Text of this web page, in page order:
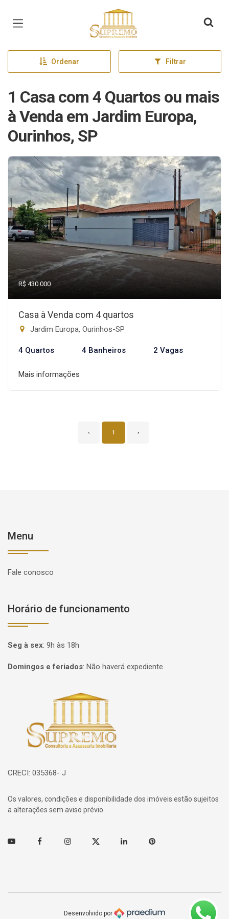
Página inicial
Ordenar Filtrar
1 Casa com 4 Quartos ou mais
à Venda em Jardim Europa,
Ourinhos, SP
R$ 430.000
Casa à Venda com 4 quartos
Jardim Europa, Ourinhos-SP
4 Quartos 4 Banheiros 2 Vagas
Mais informações
‹ 1 ›
Menu
Fale conosco
Horário de funcionamento
Seg à sex: 9h às 18h
Domingos e feriados: Não haverá expediente
Página inicial
CRECI: 035368- J
Os valores, condições e disponibilidade dos imóveis estão sujeitos
a alterações sem aviso prévio.
Youtube FacebookInstagramTwitter Linkedin Pinterest
Desenvolvido por